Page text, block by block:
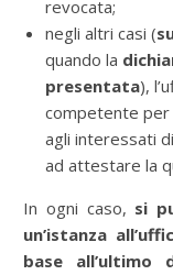
revocata;
negli altri casi (
quando la
presentata),
competente per
agli interessati
ad attestare la
In ogni caso, si
un’istanza
base all’ultimo